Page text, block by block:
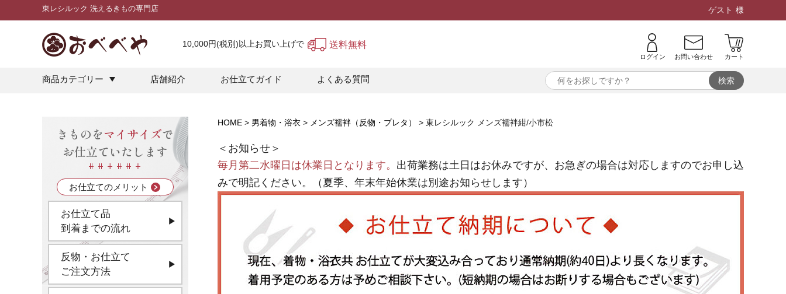
東レシルック 洗えるきもの専門店 ゲスト 様
10,000円(税別)以上お買い上げで 送料無料
ログイン お問い合わせ カート
商品カテゴリー 店舗紹介 お仕立てガイド よくある質問
きものをマイサイズで
お仕立ていたします
お仕立てのメリット
お仕立て品
到着までの流れ
反物・お仕立て
ご注文方法
HOME 男着物・浴衣 メンズ襦袢（反物・プレタ） 東レシルック メンズ襦袢紺/小市松
＜お知らせ＞
毎月第二水曜日は休業日となります。 出荷業務は土日はお休みですが、お急ぎの場合は対応しますのでお申し込
みで明記ください。（夏季、年末年始休業は別途お知らせします）